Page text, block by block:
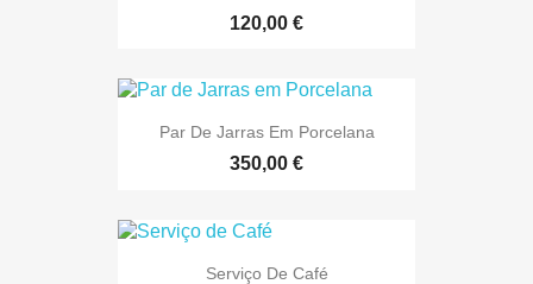
120,00 €
Par De Jarras Em Porcelana
350,00 €
Serviço De Café